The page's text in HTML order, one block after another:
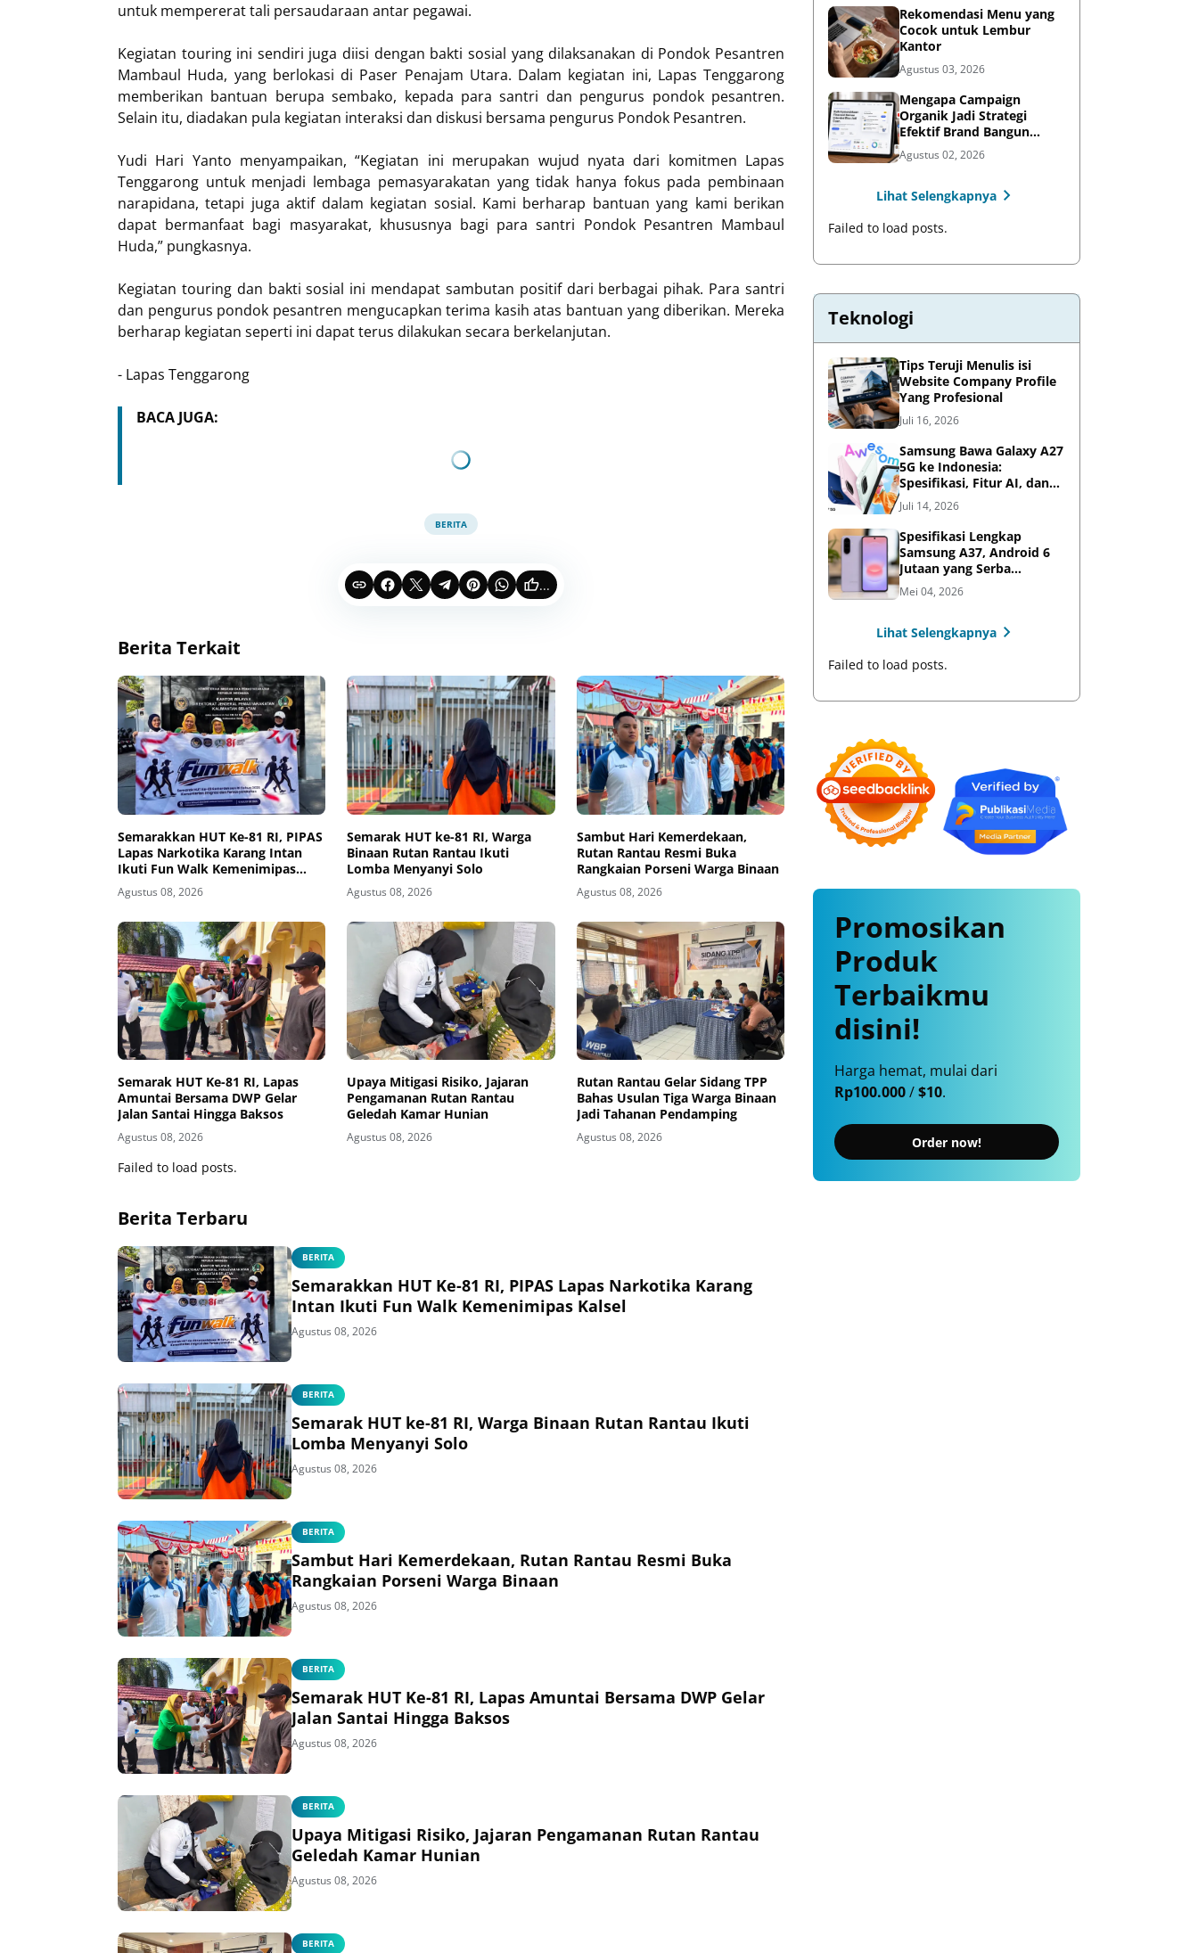
untuk mempererat tali persaudaraan antar pegawai.
Kegiatan touring ini sendiri juga diisi dengan bakti sosial yang dilaksanakan di Pondok Pesantren
Mambaul Huda, yang berlokasi di Paser Penajam Utara. Dalam kegiatan ini, Lapas Tenggarong
memberikan bantuan berupa sembako, kepada para santri dan pengurus pondok pesantren.
Selain itu, diadakan pula kegiatan interaksi dan diskusi bersama pengurus Pondok Pesantren.
Yudi Hari Yanto menyampaikan, “Kegiatan ini merupakan wujud nyata dari komitmen Lapas
Tenggarong untuk menjadi lembaga pemasyarakatan yang tidak hanya fokus pada pembinaan
narapidana, tetapi juga aktif dalam kegiatan sosial. Kami berharap bantuan yang kami berikan
dapat bermanfaat bagi masyarakat, khususnya bagi para santri Pondok Pesantren Mambaul
Huda,” pungkasnya.
Kegiatan touring dan bakti sosial ini mendapat sambutan positif dari berbagai pihak. Para santri
dan pengurus pondok pesantren mengucapkan terima kasih atas bantuan yang diberikan. Mereka
berharap kegiatan seperti ini dapat terus dilakukan secara berkelanjutan.
- Lapas Tenggarong
BACA JUGA:
BERITA
...
Berita Terkait
Semarakkan HUT Ke-81 RI, PIPAS
Lapas Narkotika Karang Intan
Ikuti Fun Walk Kemenimipas
Kalsel
Agustus 08, 2026
Semarak HUT ke-81 RI, Warga
Binaan Rutan Rantau Ikuti
Lomba Menyanyi Solo
Agustus 08, 2026
Sambut Hari Kemerdekaan,
Rutan Rantau Resmi Buka
Rangkaian Porseni Warga Binaan
Agustus 08, 2026
Semarak HUT Ke-81 RI, Lapas
Amuntai Bersama DWP Gelar
Jalan Santai Hingga Baksos
Agustus 08, 2026
Upaya Mitigasi Risiko, Jajaran
Pengamanan Rutan Rantau
Geledah Kamar Hunian
Agustus 08, 2026
Rutan Rantau Gelar Sidang TPP
Bahas Usulan Tiga Warga Binaan
Jadi Tahanan Pendamping
Agustus 08, 2026
Failed to load posts.
Berita Terbaru
BERITA
Semarakkan HUT Ke-81 RI, PIPAS Lapas Narkotika Karang
Intan Ikuti Fun Walk Kemenimipas Kalsel
Agustus 08, 2026
BERITA
Semarak HUT ke-81 RI, Warga Binaan Rutan Rantau Ikuti
Lomba Menyanyi Solo
Agustus 08, 2026
BERITA
Sambut Hari Kemerdekaan, Rutan Rantau Resmi Buka
Rangkaian Porseni Warga Binaan
Agustus 08, 2026
BERITA
Semarak HUT Ke-81 RI, Lapas Amuntai Bersama DWP Gelar
Jalan Santai Hingga Baksos
Agustus 08, 2026
BERITA
Upaya Mitigasi Risiko, Jajaran Pengamanan Rutan Rantau
Geledah Kamar Hunian
Agustus 08, 2026
BERITA
Rekomendasi Menu yang
Cocok untuk Lembur
Kantor
Agustus 03, 2026
Mengapa Campaign
Organik Jadi Strategi
Efektif Brand Bangun
Awareness di Media Sosial
Agustus 02, 2026
Lihat Selengkapnya
Failed to load posts.
Teknologi
Tips Teruji Menulis isi
Website Company Profile
Yang Profesional
Juli 16, 2026
Samsung Bawa Galaxy A27
5G ke Indonesia:
Spesifikasi, Fitur AI, dan
Harga Resmi
Juli 14, 2026
Spesifikasi Lengkap
Samsung A37, Android 6
Jutaan yang Serba
Lengkap
Mei 04, 2026
Lihat Selengkapnya
Failed to load posts.
Promosikan
Produk
Terbaikmu
disini!
Harga hemat, mulai dari
Rp100.000/$10.
Order now!